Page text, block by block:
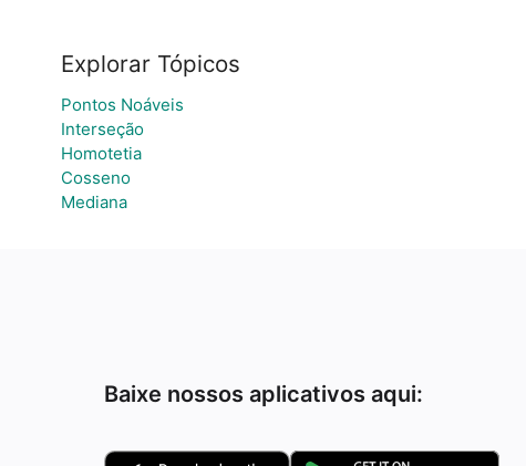
Explorar Tópicos
Pontos Noáveis
Interseção
Homotetia
Cosseno
Mediana
Baixe nossos aplicativos aqui: